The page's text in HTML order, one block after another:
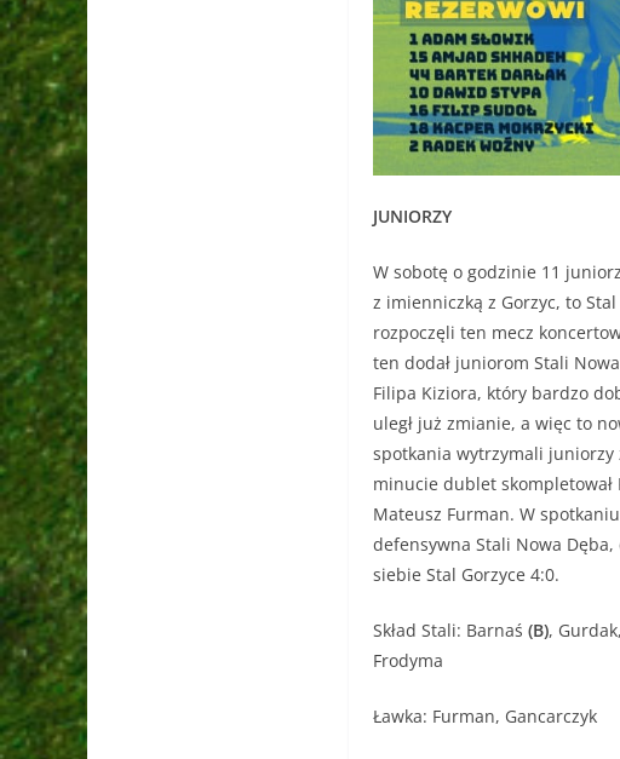
JUNIORZY
W sobotę o godzinie 11
z imienniczką z Gorzyc, to
rozpoczęli ten mecz
ten dodał juniorom Stali
Filipa Kiziora, który bardzo
uległ już zmianie, a więc to
spotkania wytrzymali juniorzy
minucie dublet
Mateusz Furman. W
defensywna Stali Nowa
siebie Stal Gorzyce 4:0.
Skład Stali: Barnaś (B),
Frodyma
Ławka: Furman, Gancarczyk